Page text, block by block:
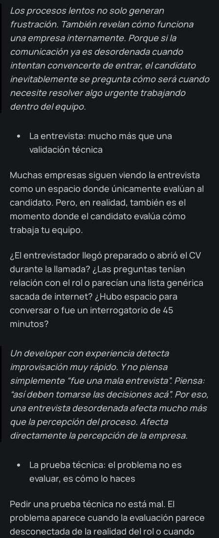
Los procesos lentos no solo generan
frustración. También revelan cómo funciona
una empresa internamente. Porque si la
comunicación ya es desordenada cuando
intentan convencerte de entrar, el candidato
inevitablemente se pregunta cómo será cuando
necesite resolver algo urgente trabajando
dentro del equipo.
La entrevista: mucho más que una
validación técnica
Muchas empresas siguen viendo la entrevista
como un espacio donde únicamente evalúan al
candidato. Pero, en realidad, también es el
momento donde el candidato evalúa cómo
trabaja tu equipo.
¿El entrevistador llegó preparado o abrió el CV
durante la llamada? ¿Las preguntas tenían
relación con el rol o parecían una lista genérica
sacada de internet? ¿Hubo espacio para
conversar o fue un interrogatorio de 45
minutos?
Un developer con experiencia detecta
improvisación muy rápido. Y no piensa
simplemente “fue una mala entrevista”. Piensa:
“así deben tomarse las decisiones acá”. Por eso,
una entrevista desordenada afecta mucho más
que la percepción del proceso. Afecta
directamente la percepción de la empresa.
La prueba técnica: el problema no es
evaluar, es cómo lo haces
Pedir una prueba técnica no está mal. El
problema aparece cuando la evaluación parece
desconectada de la realidad del rol o cuando